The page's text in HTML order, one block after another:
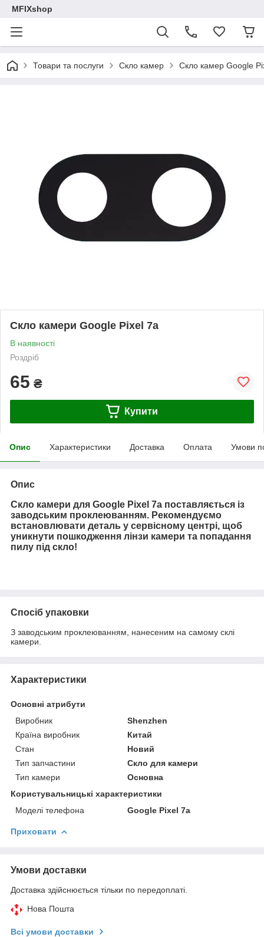
MFIXshop
Товари та послуги Скло камер Скло камер Google
Скло камери Google Pixel 7a
В наявності
Роздріб
65 ₴
Купити
Опис Характеристики Доставка Оплата Умови
Опис
Скло камери для Google Pixel 7a поставляється із
заводським проклеюванням. Рекомендуємо
встановлювати деталь у сервісному центрі, щоб
уникнути пошкодження лінзи камери та попадання
пилу під скло!
Спосіб упаковки
З заводським проклеюванням, нанесеним на самому склі
камери.
Характеристики
Основні атрибути
Виробник
Shenzhen
Країна виробник
Китай
Стан
Новий
Тип запчастини
Скло для камери
Тип камери
Основна
Користувальницькі характеристики
Моделі телефона
Google Pixel 7а
Приховати
Умови доставки
Доставка здійснюється тільки по передоплаті.
Нова Пошта
Всі умови доставки